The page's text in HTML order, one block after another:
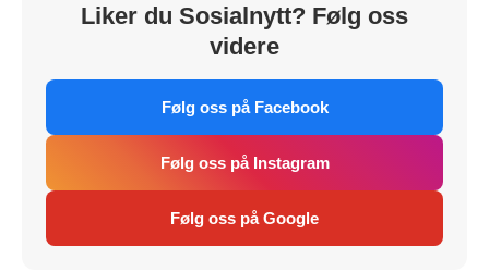
Liker du Sosialnytt? Følg oss
videre
Følg oss på Facebook
Følg oss på Instagram
Følg oss på Google